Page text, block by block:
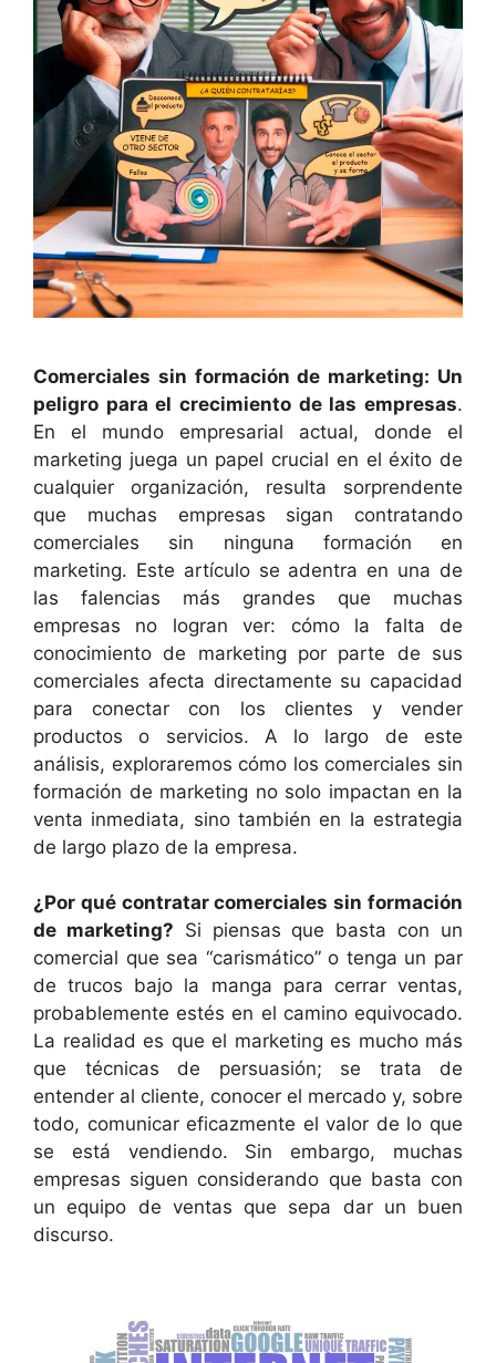
Comerciales sin formación de marketing: Un
peligro para el crecimiento de las empresas.
En el mundo empresarial actual, donde el
marketing juega un papel crucial en el éxito de
cualquier organización, resulta sorprendente
que muchas empresas sigan contratando
comerciales sin ninguna formación en
marketing. Este artículo se adentra en una de
las falencias más grandes que muchas
empresas no logran ver: cómo la falta de
conocimiento de marketing por parte de sus
comerciales afecta directamente su capacidad
para conectar con los clientes y vender
productos o servicios. A lo largo de este
análisis, exploraremos cómo los comerciales sin
formación de marketing no solo impactan en la
venta inmediata, sino también en la estrategia
de largo plazo de la empresa.
¿Por qué contratar comerciales sin formación
de marketing? Si piensas que basta con un
comercial que sea “carismático” o tenga un par
de trucos bajo la manga para cerrar ventas,
probablemente estés en el camino equivocado.
La realidad es que el marketing es mucho más
que técnicas de persuasión; se trata de
entender al cliente, conocer el mercado y, sobre
todo, comunicar eficazmente el valor de lo que
se está vendiendo. Sin embargo, muchas
empresas siguen considerando que basta con
un equipo de ventas que sepa dar un buen
discurso.